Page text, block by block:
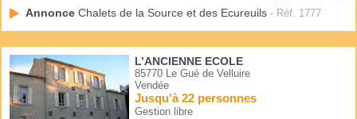
Annonce Chalets de la Source et des Ecureuils - Réf. 1777
L’ANCIENNE ECOLE
85770 Le Gué de Velluire
Vendée
Jusqu'à 22 personnes
Gestion libre